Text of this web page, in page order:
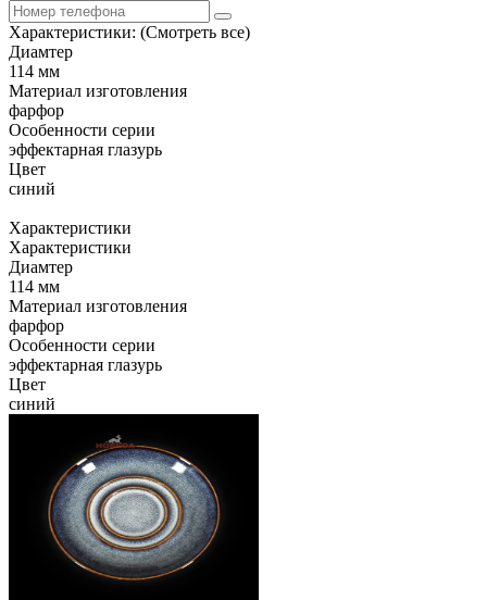
Характеристики: (Смотреть все)
Диамтер
114 мм
Материал изготовления
фарфор
Особенности серии
эффектарная глазурь
Цвет
синий
Характеристики
Характеристики
Диамтер
114 мм
Материал изготовления
фарфор
Особенности серии
эффектарная глазурь
Цвет
синий